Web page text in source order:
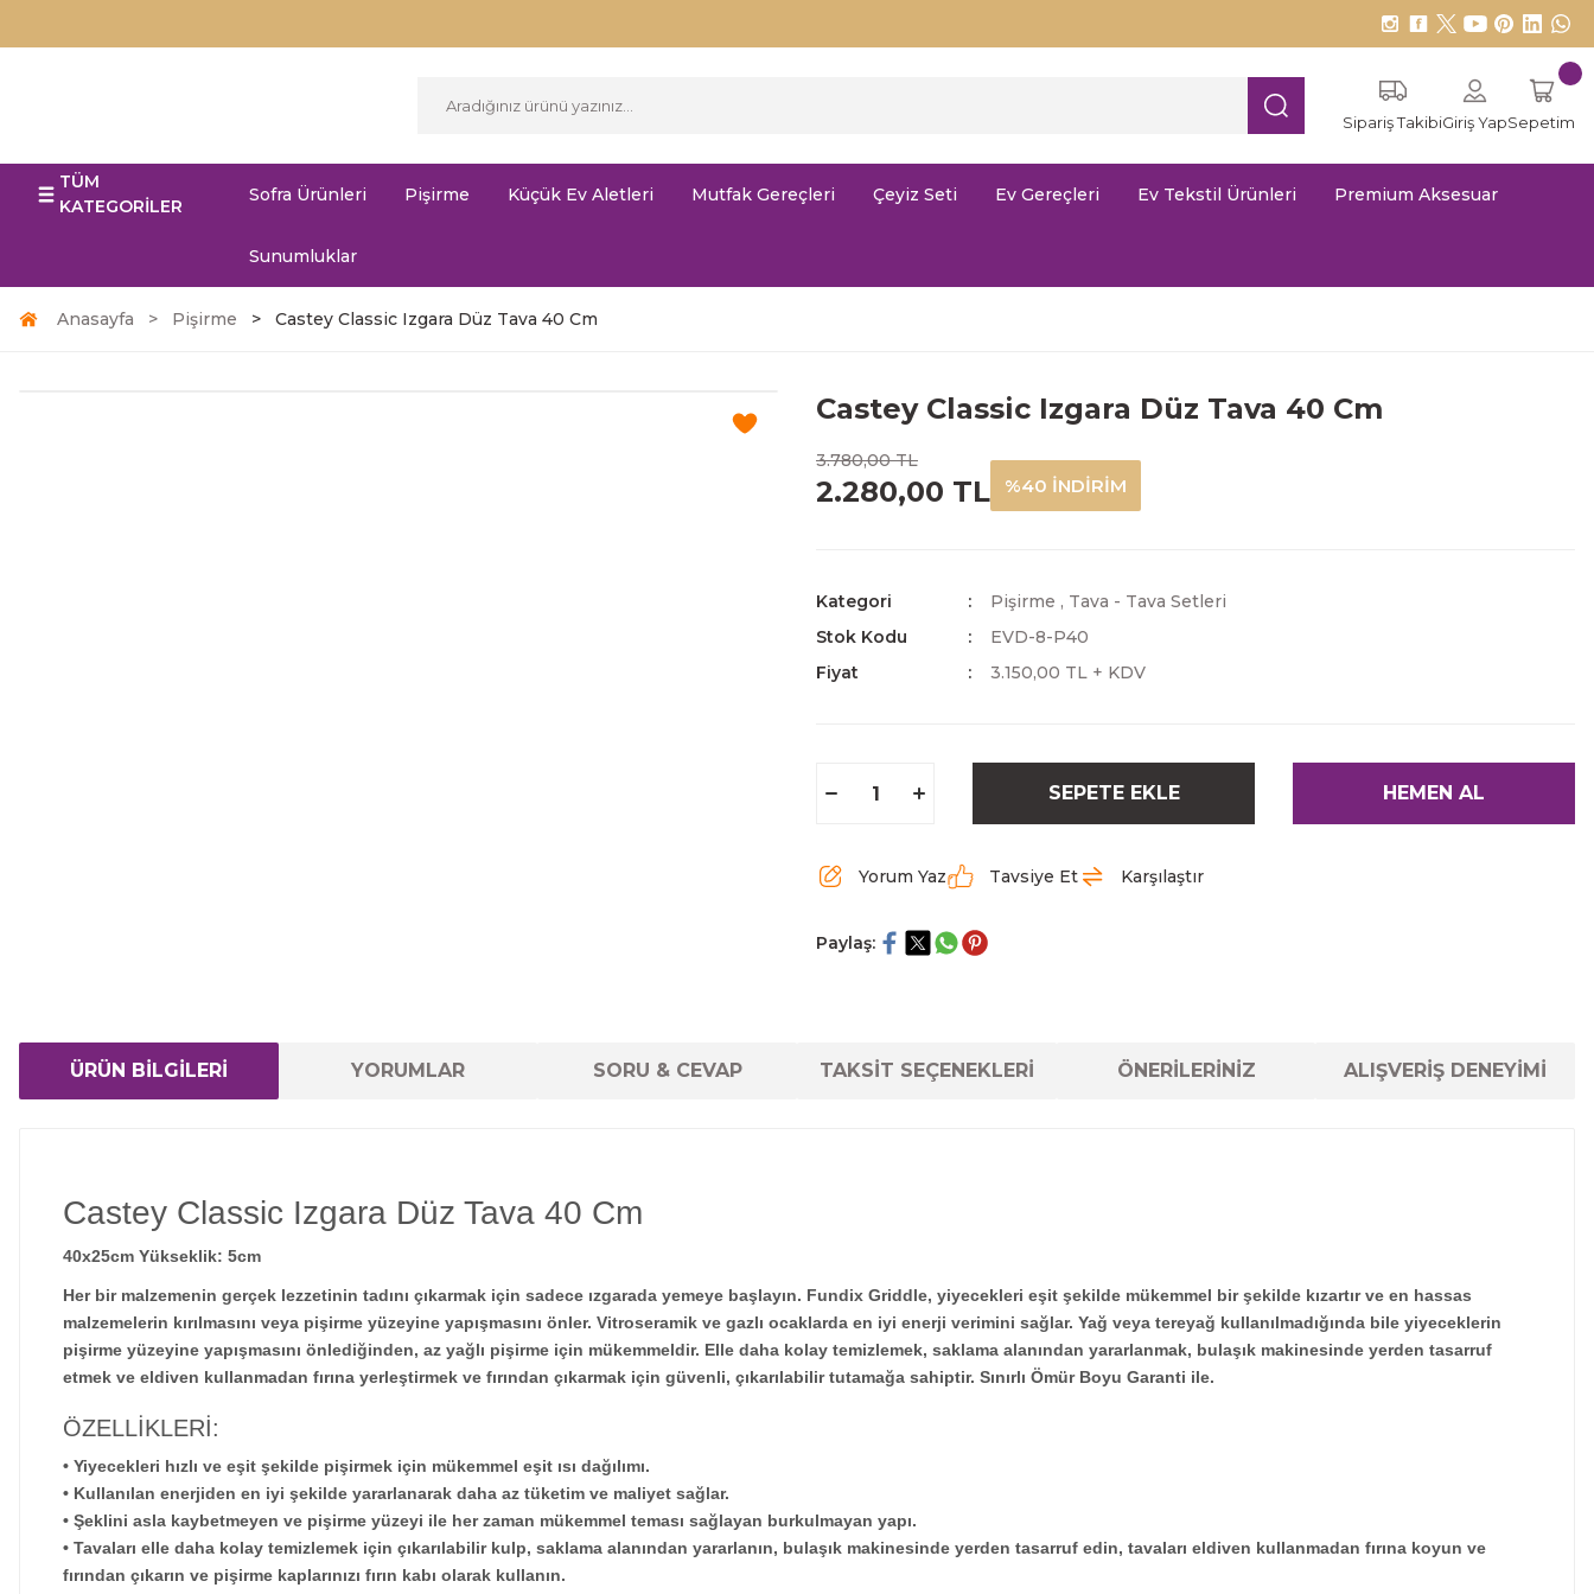
Sipariş TakibiGiriş YapSepetim
TÜM
KATEGORİLER
Sofra Ürünleri Pişirme Küçük Ev Aletleri Mutfak Gereçleri Çeyiz Seti Ev Gereçleri Ev Tekstil Ürünleri Premium Aksesuar
Sunumluklar
Anasayfa Pişirme Castey Classic Izgara Düz Tava 40 Cm
Castey Classic Izgara Düz Tava 40 Cm
3.780,00 TL
2.280,00 TL %40 İNDİRİM
Kategori Pişirme , Tava - Tava Setleri
Stok Kodu
EVD-8-P40
Fiyat
3.150,00 TL + KDV
SEPETE EKLE HEMEN AL
Yorum Yaz Tavsiye Et Karşılaştır
Paylaş:
ÜRÜN BİLGİLERİ YORUMLAR SORU & CEVAP TAKSİT SEÇENEKLERİ ÖNERİLERİNİZ ALIŞVERİŞ DENEYİMİ
Castey Classic Izgara Düz Tava 40 Cm
40x25cm Yükseklik: 5cm
Her bir malzemenin gerçek lezzetinin tadını çıkarmak için sadece ızgarada yemeye başlayın. Fundix Griddle, yiyecekleri eşit şekilde mükemmel bir şekilde kızartır ve en hassas
malzemelerin kırılmasını veya pişirme yüzeyine yapışmasını önler. Vitroseramik ve gazlı ocaklarda en iyi enerji verimini sağlar. Yağ veya tereyağ kullanılmadığında bile yiyeceklerin
pişirme yüzeyine yapışmasını önlediğinden, az yağlı pişirme için mükemmeldir. Elle daha kolay temizlemek, saklama alanından yararlanmak, bulaşık makinesinde yerden tasarruf
etmek ve eldiven kullanmadan fırına yerleştirmek ve fırından çıkarmak için güvenli, çıkarılabilir tutamağa sahiptir. Sınırlı Ömür Boyu Garanti ile.
ÖZELLİKLERİ:
• Yiyecekleri hızlı ve eşit şekilde pişirmek için mükemmel eşit ısı dağılımı.
• Kullanılan enerjiden en iyi şekilde yararlanarak daha az tüketim ve maliyet sağlar.
• Şeklini asla kaybetmeyen ve pişirme yüzeyi ile her zaman mükemmel teması sağlayan burkulmayan yapı.
• Tavaları elle daha kolay temizlemek için çıkarılabilir kulp, saklama alanından yararlanın, bulaşık makinesinde yerden tasarruf edin, tavaları eldiven kullanmadan fırına koyun ve
fırından çıkarın ve pişirme kaplarınızı fırın kabı olarak kullanın.